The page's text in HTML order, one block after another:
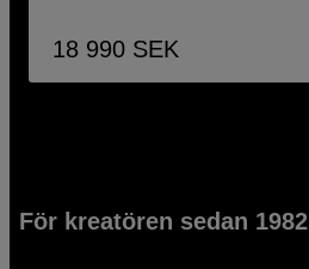
18 990 SEK
För kreatören sedan 1982